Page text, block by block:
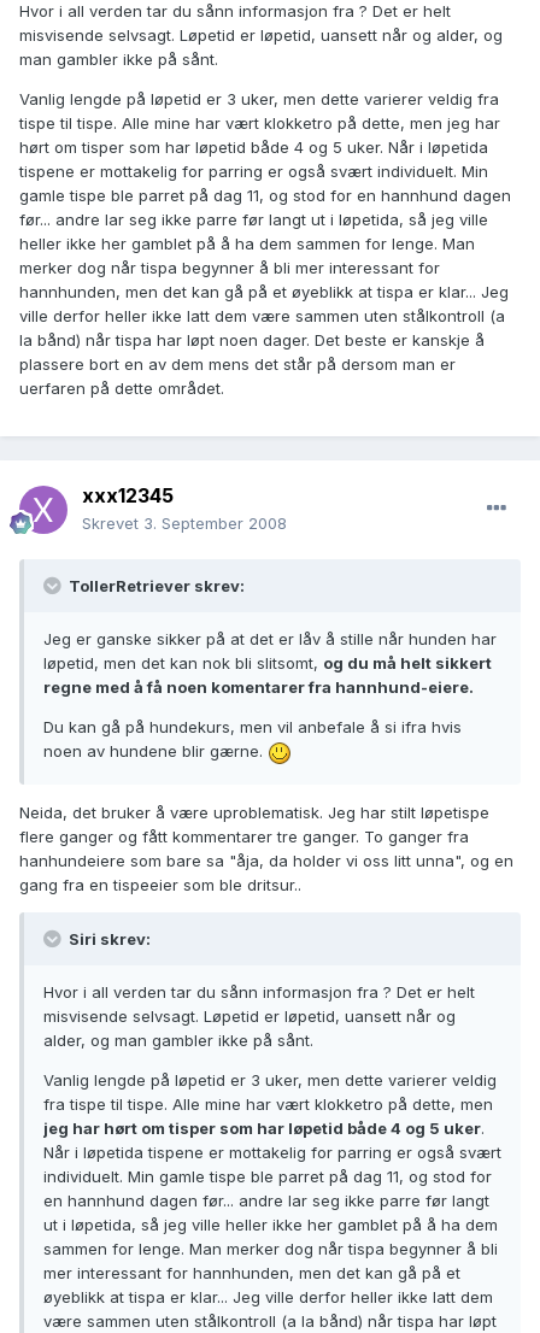
Hvor i all verden tar du sånn informasjon fra ? Det er helt
misvisende selvsagt. Løpetid er løpetid, uansett når og alder, og
man gambler ikke på sånt.
Vanlig lengde på løpetid er 3 uker, men dette varierer veldig fra
tispe til tispe. Alle mine har vært klokketro på dette, men jeg har
hørt om tisper som har løpetid både 4 og 5 uker. Når i løpetida
tispene er mottakelig for parring er også svært individuelt. Min
gamle tispe ble parret på dag 11, og stod for en hannhund dagen
før... andre lar seg ikke parre før langt ut i løpetida, så jeg ville
heller ikke her gamblet på å ha dem sammen for lenge. Man
merker dog når tispa begynner å bli mer interessant for
hannhunden, men det kan gå på et øyeblikk at tispa er klar... Jeg
ville derfor heller ikke latt dem være sammen uten stålkontroll (a
la bånd) når tispa har løpt noen dager. Det beste er kanskje å
plassere bort en av dem mens det står på dersom man er
uerfaren på dette området.
xxx12345
Skrevet 3. September 2008
TollerRetriever skrev:
Jeg er ganske sikker på at det er låv å stille når hunden har
løpetid, men det kan nok bli slitsomt, og du må helt sikkert
regne med å få noen komentarer fra hannhund-eiere.
Du kan gå på hundekurs, men vil anbefale å si ifra hvis
noen av hundene blir gærne.
Neida, det bruker å være uproblematisk. Jeg har stilt løpetispe
flere ganger og fått kommentarer tre ganger. To ganger fra
hanhundeiere som bare sa "åja, da holder vi oss litt unna", og en
gang fra en tispeeier som ble dritsur..
Siri skrev:
Hvor i all verden tar du sånn informasjon fra ? Det er helt
misvisende selvsagt. Løpetid er løpetid, uansett når og
alder, og man gambler ikke på sånt.
Vanlig lengde på løpetid er 3 uker, men dette varierer veldig
fra tispe til tispe. Alle mine har vært klokketro på dette, men
jeg har hørt om tisper som har løpetid både 4 og 5 uker.
Når i løpetida tispene er mottakelig for parring er også svært
individuelt. Min gamle tispe ble parret på dag 11, og stod for
en hannhund dagen før... andre lar seg ikke parre før langt
ut i løpetida, så jeg ville heller ikke her gamblet på å ha dem
sammen for lenge. Man merker dog når tispa begynner å bli
mer interessant for hannhunden, men det kan gå på et
øyeblikk at tispa er klar... Jeg ville derfor heller ikke latt dem
være sammen uten stålkontroll (a la bånd) når tispa har løpt